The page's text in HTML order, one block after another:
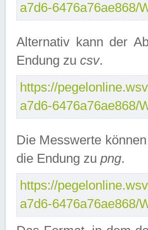
a7d6-6476a76ae868/
Alternativ kann der
Endung zu csv.
https://
a7d6-6476a76ae868/
Die Messwerte
die Endung zu png.
https://
a7d6-6476a76ae868/